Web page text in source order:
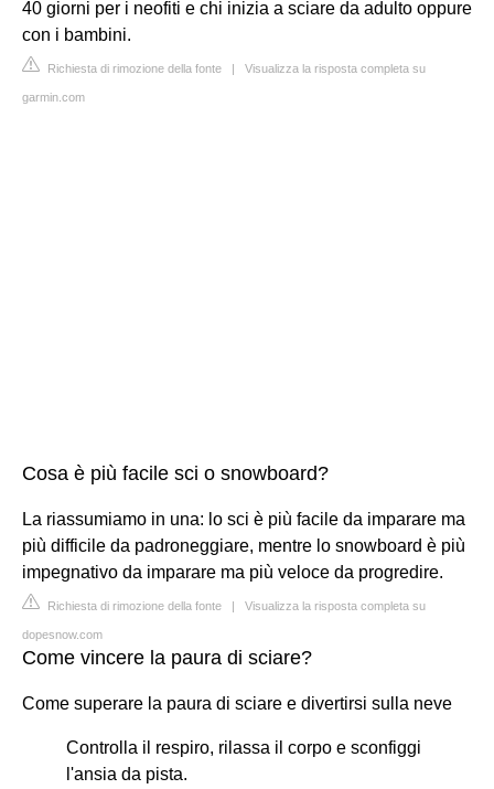
40 giorni per i neofiti e chi inizia a sciare da adulto oppure
con i bambini.
Richiesta di rimozione della fonte | Visualizza la risposta completa su
garmin.com
Cosa è più facile sci o snowboard?
La riassumiamo in una: lo sci è più facile da imparare ma
più difficile da padroneggiare, mentre lo snowboard è più
impegnativo da imparare ma più veloce da progredire.
Richiesta di rimozione della fonte | Visualizza la risposta completa su
dopesnow.com
Come vincere la paura di sciare?
Come superare la paura di sciare e divertirsi sulla neve
Controlla il respiro, rilassa il corpo e sconfiggi
l'ansia da pista.